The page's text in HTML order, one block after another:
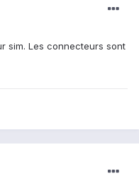
sim. Les connecteurs sont